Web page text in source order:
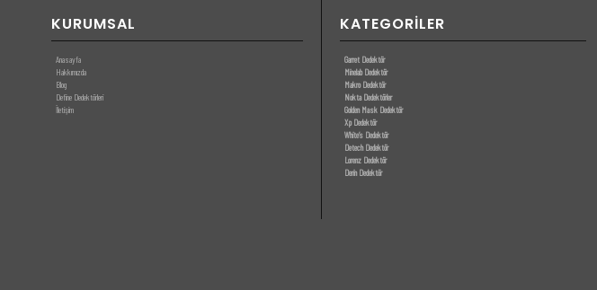
KURUMSAL
Anasayfa
Hakkımızda
Blog
Define Dedektörleri
İletişim
KATEGORILER
Garret Dedektör
Minelab Dedektör
Makro Dedektör
Nokta Dedektörler
Golden Mask Dedektör
Xp Dedektör
White’s Dedektör
Detech Dedektör
Lorenz Dedektör
Derin Dedektör